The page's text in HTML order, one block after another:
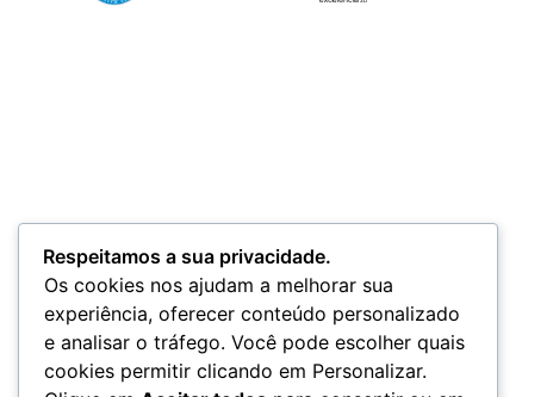
Respeitamos a sua privacidade.
Os cookies nos ajudam a melhorar sua
experiência, oferecer conteúdo personalizado
e analisar o tráfego. Você pode escolher quais
cookies permitir clicando em Personalizar.